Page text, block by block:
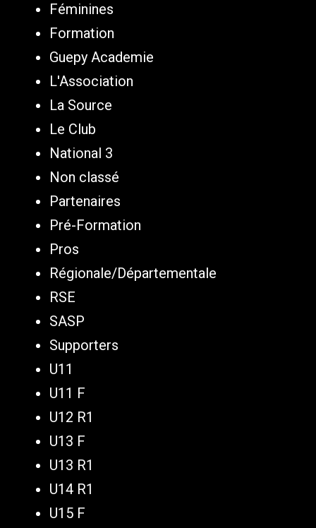
Féminines
Formation
Guepy Academie
L'Association
La Source
Le Club
National 3
Non classé
Partenaires
Pré-Formation
Pros
Régionale/Départementale
RSE
SASP
Supporters
U11
U11 F
U12 R1
U13 F
U13 R1
U14 R1
U15 F